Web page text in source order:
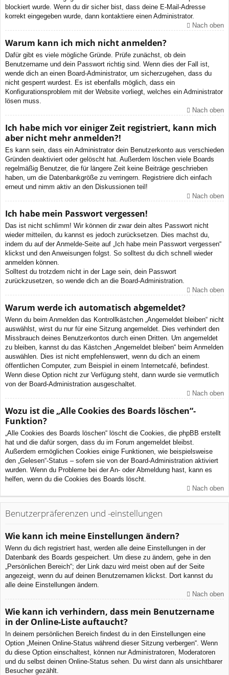
blockiert wurde. Wenn du dir sicher bist, dass deine E-Mail-Adresse
korrekt eingegeben wurde, dann kontaktiere einen Administrator.
Nach oben
Warum kann ich mich nicht anmelden?
Dafür gibt es viele mögliche Gründe. Prüfe zunächst, ob dein
Benutzername und dein Passwort richtig sind. Wenn dies der Fall ist,
wende dich an einen Board-Administrator, um sicherzugehen, dass du
nicht gesperrt wurdest. Es ist ebenfalls möglich, dass ein
Konfigurationsproblem mit der Website vorliegt, welches ein Administrator
lösen muss.
Nach oben
Ich habe mich vor einiger Zeit registriert, kann mich
aber nicht mehr anmelden?!
Es kann sein, dass ein Administrator dein Benutzerkonto aus verschieden
Gründen deaktiviert oder gelöscht hat. Außerdem löschen viele Boards
regelmäßig Benutzer, die für längere Zeit keine Beiträge geschrieben
haben, um die Datenbankgröße zu verringern. Registriere dich einfach
erneut und nimm aktiv an den Diskussionen teil!
Nach oben
Ich habe mein Passwort vergessen!
Das ist nicht schlimm! Wir können dir zwar dein altes Passwort nicht
wieder mitteilen, du kannst es jedoch zurücksetzen. Dies machst du,
indem du auf der Anmelde-Seite auf „Ich habe mein Passwort vergessen“
klickst und den Anweisungen folgst. So solltest du dich schnell wieder
anmelden können.
Solltest du trotzdem nicht in der Lage sein, dein Passwort
zurückzusetzen, so wende dich an die Board-Administration.
Nach oben
Warum werde ich automatisch abgemeldet?
Wenn du beim Anmelden das Kontrollkästchen „Angemeldet bleiben“ nicht
auswählst, wirst du nur für eine Sitzung angemeldet. Dies verhindert den
Missbrauch deines Benutzerkontos durch einen Dritten. Um angemeldet
zu bleiben, kannst du das Kästchen „Angemeldet bleiben“ beim Anmelden
auswählen. Dies ist nicht empfehlenswert, wenn du dich an einem
öffentlichen Computer, zum Beispiel in einem Internetcafé, befindest.
Wenn diese Option nicht zur Verfügung steht, dann wurde sie vermutlich
von der Board-Administration ausgeschaltet.
Nach oben
Wozu ist die „Alle Cookies des Boards löschen“-
Funktion?
„Alle Cookies des Boards löschen“ löscht die Cookies, die phpBB erstellt
hat und die dafür sorgen, dass du im Forum angemeldet bleibst.
Außerdem ermöglichen Cookies einige Funktionen, wie beispielsweise
den „Gelesen“-Status – sofern sie von der Board-Administration aktiviert
wurden. Wenn du Probleme bei der An- oder Abmeldung hast, kann es
helfen, wenn du die Cookies des Boards löscht.
Nach oben
Benutzerpräferenzen und -einstellungen
Wie kann ich meine Einstellungen ändern?
Wenn du dich registriert hast, werden alle deine Einstellungen in der
Datenbank des Boards gespeichert. Um diese zu ändern, gehe in den
„Persönlichen Bereich“; der Link dazu wird meist oben auf der Seite
angezeigt, wenn du auf deinen Benutzernamen klickst. Dort kannst du
alle deine Einstellungen ändern.
Nach oben
Wie kann ich verhindern, dass mein Benutzername
in der Online-Liste auftaucht?
In deinem persönlichen Bereich findest du in den Einstellungen eine
Option „Meinen Online-Status während dieser Sitzung verbergen“. Wenn
du diese Option einschaltest, können nur Administratoren, Moderatoren
und du selbst deinen Online-Status sehen. Du wirst dann als unsichtbarer
Besucher gezählt.